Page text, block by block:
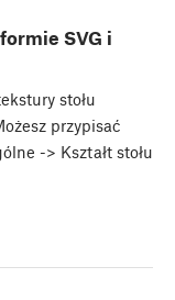
SVG i
stołu
przypisać
-> Kształt stołu